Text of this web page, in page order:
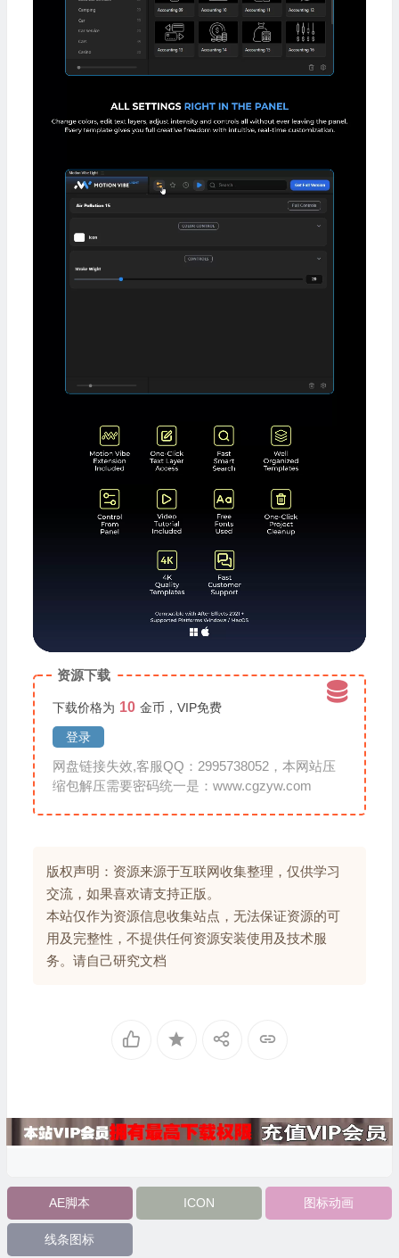
资源下载
下载价格为 10 金币，VIP免费
登录
网盘链接失效,客服QQ：2995738052，本网站压
缩包解压需要密码统一是：www.cgzyw.com
版权声明：资源来源于互联网收集整理，仅供学习
交流，如果喜欢请支持正版。
本站仅作为资源信息收集站点，无法保证资源的可
用及完整性，不提供任何资源安装使用及技术服
务。请自己研究文档
AE脚本 ICON 图标动画
线条图标